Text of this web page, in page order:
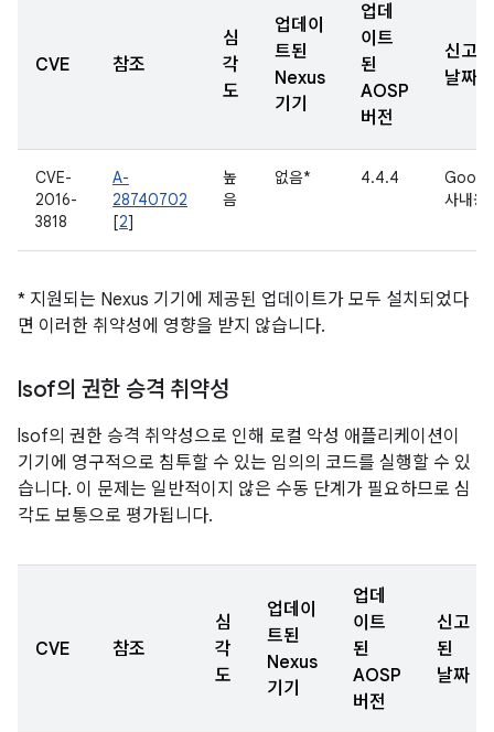
CVE 참조
심
각
도
업데이
트된
Nexus
기기
업데
이트
된
AOSP
버전
신고된
날짜
CVE-
2016-
3818
A-
28740702
[2]
높
음
없음* 4.4.4
사내용
* 지원되는 Nexus 기기에 제공된 업데이트가 모두 설치되었다
면 이러한 취약성에 영향을 받지 않습니다.
lsof의 권한 승격 취약성
lsof의 권한 승격 취약성으로 인해 로컬 악성 애플리케이션이
기기에 영구적으로 침투할 수 있는 임의의 코드를 실행할 수 있
습니다. 이 문제는 일반적이지 않은 수동 단계가 필요하므로 심
각도 보통으로 평가됩니다.
CVE 참조
심
각
도
업데이
트된
Nexus
기기
업데
이트
된
AOSP
버전
신고
된
날짜